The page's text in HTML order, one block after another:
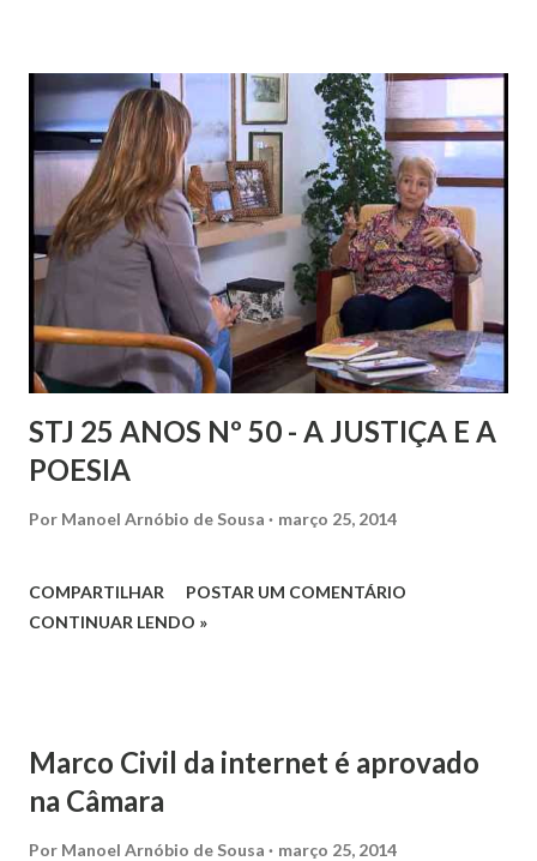
STJ 25 ANOS Nº 50 - A JUSTIÇA E A
POESIA
Por Manoel Arnóbio de Sousa março 25, 2014
COMPARTILHAR
POSTAR UM COMENTÁRIO
CONTINUAR LENDO »
Marco Civil da internet é aprovado
na Câmara
Por Manoel Arnóbio de Sousa março 25, 2014